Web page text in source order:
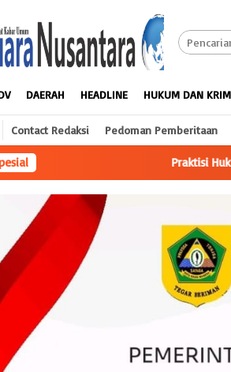
DAERAH HEADLINE HUKUM DAN
Contact Redaksi Pedoman Pemberitaan
Hukum Desak Kapolrestabes Medan